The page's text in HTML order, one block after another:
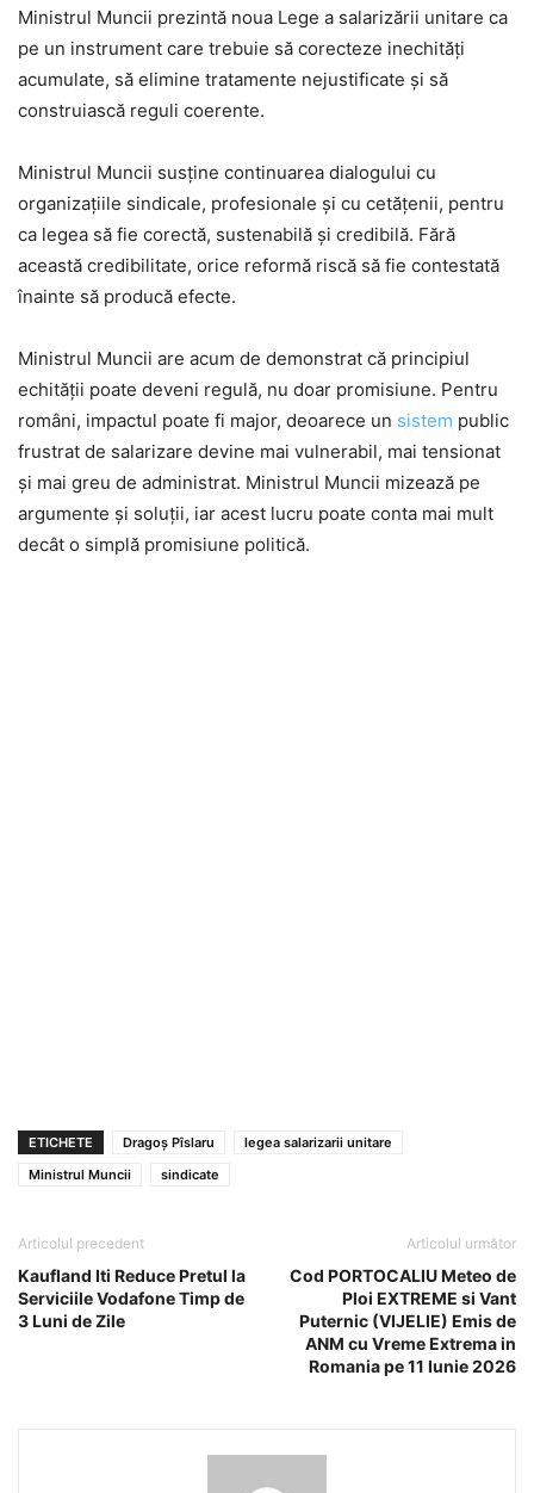
Ministrul Muncii prezintă noua Lege a salarizării unitare ca
pe un instrument care trebuie să corecteze inechități
acumulate, să elimine tratamente nejustificate și să
construiască reguli coerente.
Ministrul Muncii susține continuarea dialogului cu
organizațiile sindicale, profesionale și cu cetățenii, pentru
ca legea să fie corectă, sustenabilă și credibilă. Fără
această credibilitate, orice reformă riscă să fie contestată
înainte să producă efecte.
Ministrul Muncii are acum de demonstrat că principiul
echității poate deveni regulă, nu doar promisiune. Pentru
români, impactul poate fi major, deoarece un sistem public
frustrat de salarizare devine mai vulnerabil, mai tensionat
și mai greu de administrat. Ministrul Muncii mizează pe
argumente și soluții, iar acest lucru poate conta mai mult
decât o simplă promisiune politică.
ETICHETE Dragoș Pîslaru
legea salarizarii unitare
Ministrul Muncii
sindicate
Articolul precedent
Kaufland Iti Reduce Pretul la
Serviciile Vodafone Timp de
3 Luni de Zile
Articolul următor
Cod PORTOCALIU Meteo de
Ploi EXTREME si Vant
Puternic (VIJELIE) Emis de
ANM cu Vreme Extrema in
Romania pe 11 Iunie 2026